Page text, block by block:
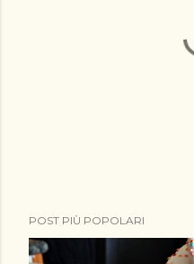
o
s
POST PIÙ POPOLARI